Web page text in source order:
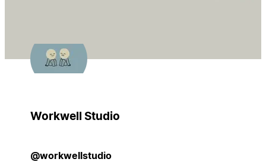
Workwell Studio
@workwellstudio